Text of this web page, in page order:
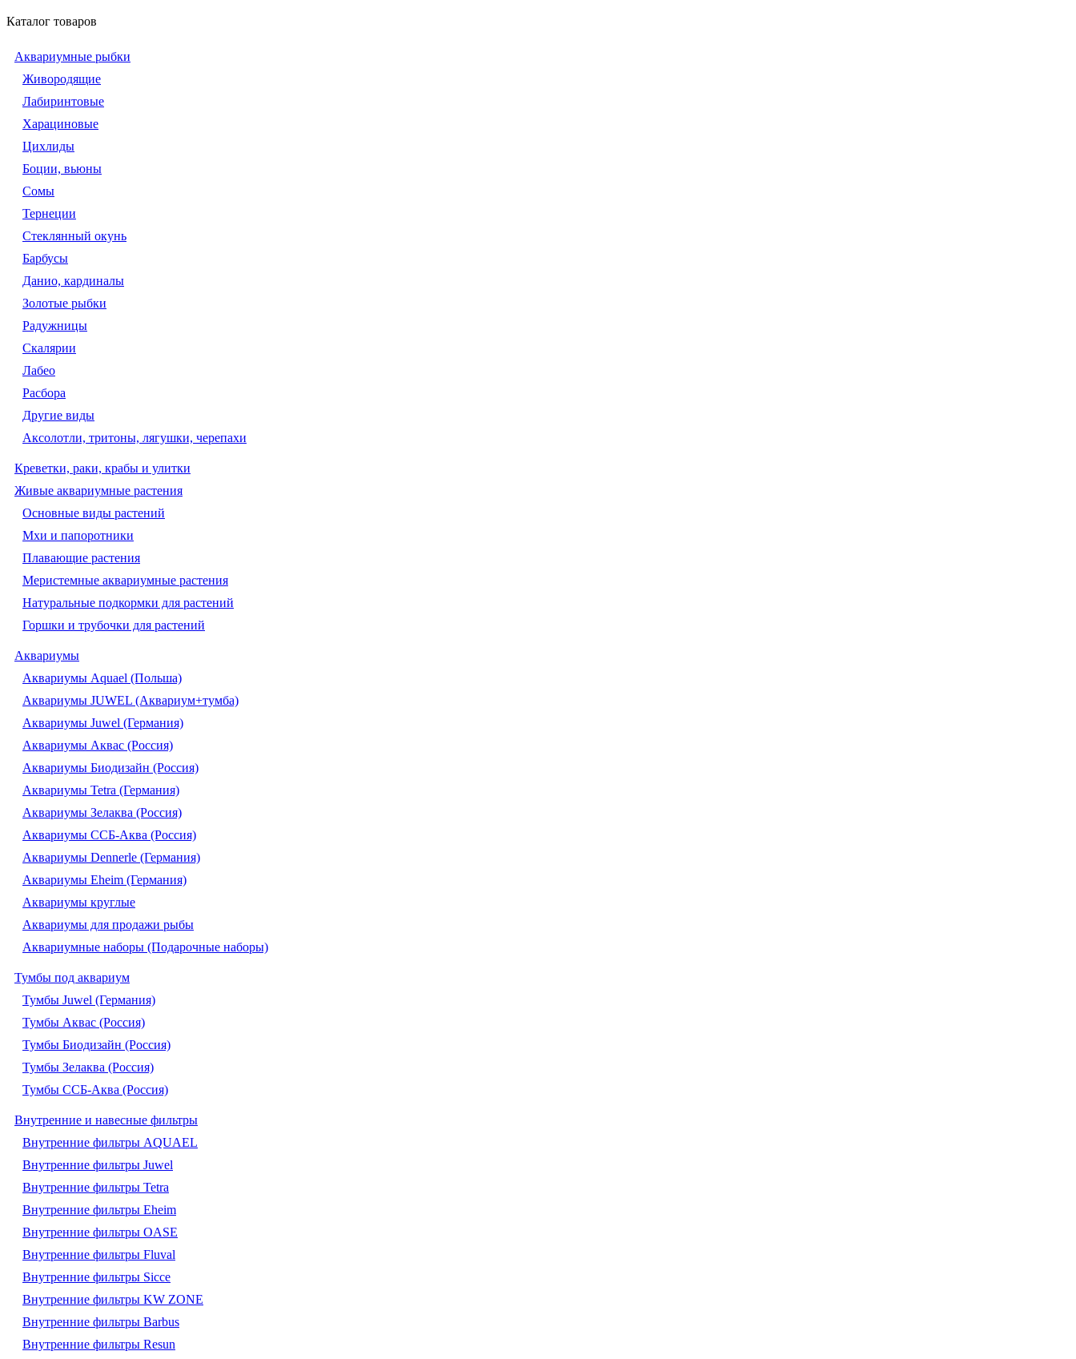
Каталог товаров
Аквариумные рыбки
Живородящие
Лабиринтовые
Харациновые
Цихлиды
Боции, вьюны
Сомы
Тернеции
Стеклянный окунь
Барбусы
Данио, кардиналы
Золотые рыбки
Радужницы
Скалярии
Лабео
Расбора
Другие виды
Аксолотли, тритоны, лягушки, черепахи
Креветки, раки, крабы и улитки
Живые аквариумные растения
Основные виды растений
Мхи и папоротники
Плавающие растения
Меристемные аквариумные растения
Натуральные подкормки для растений
Горшки и трубочки для растений
Аквариумы
Аквариумы Aquael (Польша)
Аквариумы JUWEL (Аквариум+тумба)
Аквариумы Juwel (Германия)
Аквариумы Аквас (Россия)
Аквариумы Биодизайн (Россия)
Аквариумы Tetra (Германия)
Аквариумы Зелаква (Россия)
Аквариумы ССБ-Аква (Россия)
Аквариумы Dennerle (Германия)
Аквариумы Eheim (Германия)
Аквариумы круглые
Аквариумы для продажи рыбы
Аквариумные наборы (Подарочные наборы)
Тумбы под аквариум
Тумбы Juwel (Германия)
Тумбы Аквас (Россия)
Тумбы Биодизайн (Россия)
Тумбы Зелаква (Россия)
Тумбы ССБ-Аква (Россия)
Внутренние и навесные фильтры
Внутренние фильтры AQUAEL
Внутренние фильтры Juwel
Внутренние фильтры Tetra
Внутренние фильтры Eheim
Внутренние фильтры OASE
Внутренние фильтры Fluval
Внутренние фильтры Sicce
Внутренние фильтры KW ZONE
Внутренние фильтры Barbus
Внутренние фильтры Resun